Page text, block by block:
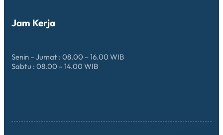
Jam Kerja
Senin – Jumat : 08.00 – 16.00 WIB
Sabtu : 08.00 – 14.00 WIB